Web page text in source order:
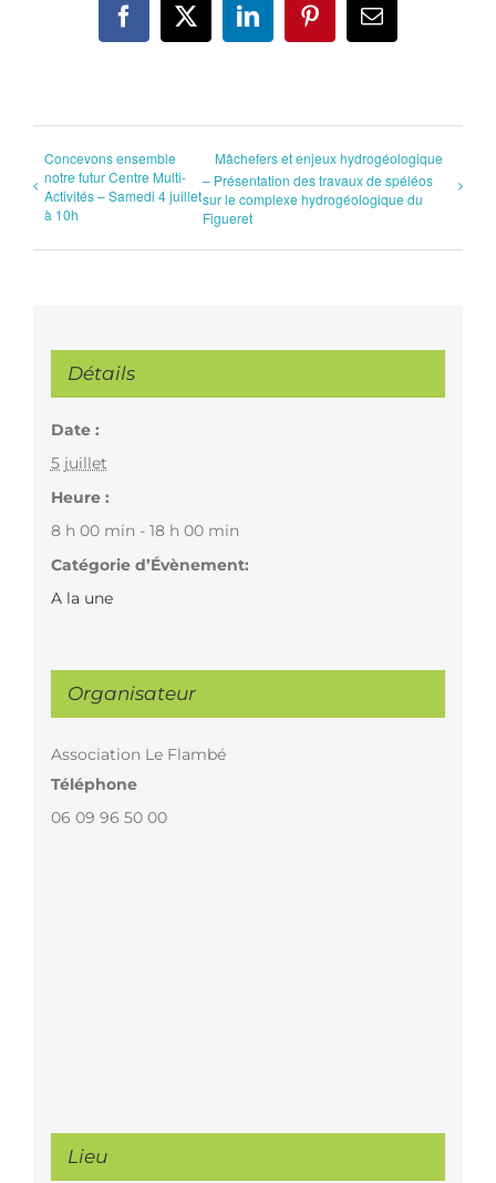
Facebook
X LinkedInPinterestEmail
Concevons ensemble
notre futur Centre Multi-
Activités – Samedi 4 juillet
à 10h
Mâchefers et enjeux hydrogéologique
– Présentation des travaux de spéléos
sur le complexe hydrogéologique du
Figueret
Détails
Date :
5 juillet
Heure :
8 h 00 min - 18 h 00 min
Catégorie d’Évènement:
A la une
Organisateur
Association Le Flambé
Téléphone
06 09 96 50 00
Lieu